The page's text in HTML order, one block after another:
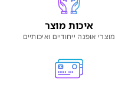
איכות מוצר
מוצרי אופנה ייחודיים ואיכותיים